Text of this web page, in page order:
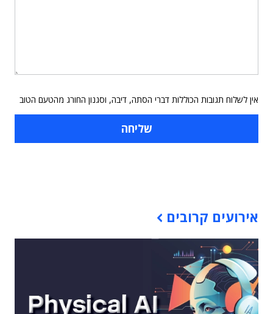
אין לשלוח תגובות הכוללות דברי הסתה, דיבה, וסגנון החורג מהטעם הטוב
אירועים קרובים